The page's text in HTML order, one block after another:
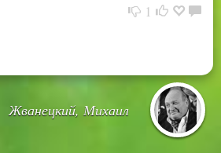
1
Жванецкий, Михаил